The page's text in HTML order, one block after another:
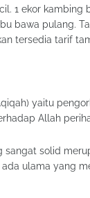
1 ekor kambing
bawa pulang.
tersedia tarif
Allah
solid
ulama yang